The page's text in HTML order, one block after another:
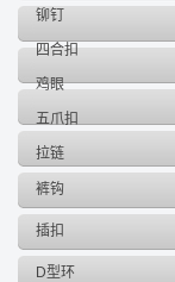
铆钉
四合扣
鸡眼
五爪扣
拉链
裤钩
插扣
D型环